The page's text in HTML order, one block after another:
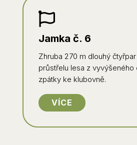

Jamka č. 6
Zhruba 270 m dlouhý
průstřelu lesa z vyvýšeného
zpátky ke klubovně.
VÍCE